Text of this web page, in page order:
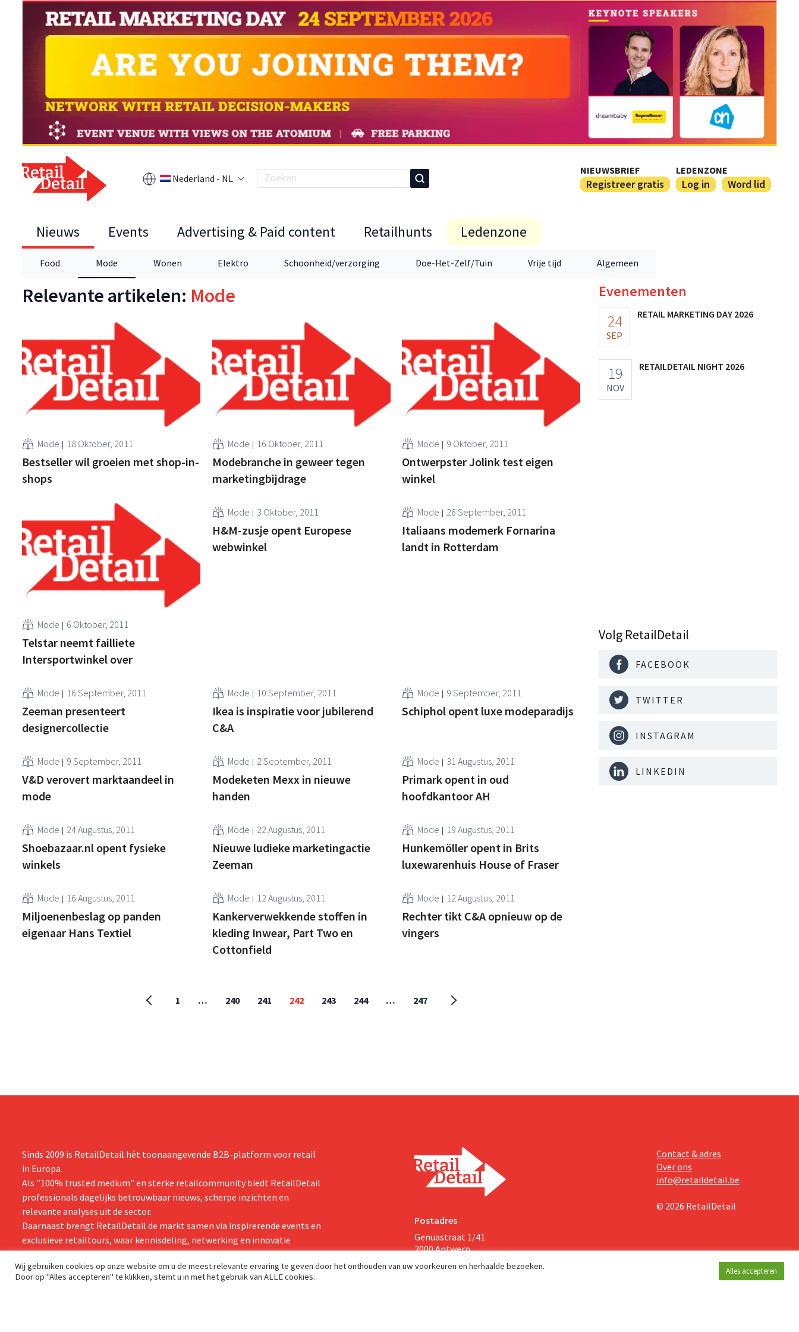
Nederland - NL
NIEUWSBRIEF
Registreer gratis
LEDENZONE
Log in Word lid
Nieuws
Food Mode Wonen Elektro Schoonheid/verzorging Doe-Het-Zelf/Tuin Vrije tijd Algemeen
Events Advertising & Paid content Retailhunts Ledenzone
Relevante artikelen: Mode
Mode 18 Oktober, 2011
Bestseller wil groeien met shop-in-
shops
Mode 16 Oktober, 2011
Modebranche in geweer tegen
marketingbijdrage
Mode 9 Oktober, 2011
Ontwerpster Jolink test eigen
winkel
Mode 6 Oktober, 2011
Telstar neemt failliete
Intersportwinkel over
Mode 3 Oktober, 2011
H&M-zusje opent Europese
webwinkel
Mode 26 September, 2011
Italiaans modemerk Fornarina
landt in Rotterdam
Mode 16 September, 2011
Zeeman presenteert
designercollectie
Mode 10 September, 2011
Ikea is inspiratie voor jubilerend
C&A
Mode 9 September, 2011
Schiphol opent luxe modeparadijs
Mode 9 September, 2011
V&D verovert marktaandeel in
mode
Mode 2 September, 2011
Modeketen Mexx in nieuwe
handen
Mode 31 Augustus, 2011
Primark opent in oud
hoofdkantoor AH
Mode 24 Augustus, 2011
Shoebazaar.nl opent fysieke
winkels
Mode 22 Augustus, 2011
Nieuwe ludieke marketingactie
Zeeman
Mode 19 Augustus, 2011
Hunkemöller opent in Brits
luxewarenhuis House of Fraser
Mode 16 Augustus, 2011
Miljoenenbeslag op panden
eigenaar Hans Textiel
Mode 12 Augustus, 2011
Kankerverwekkende stoffen in
kleding Inwear, Part Two en
Cottonfield
Mode 12 Augustus, 2011
Rechter tikt C&A opnieuw op de
vingers
1 … 240 241 242 243 244 … 247
Evenementen
24
SEP
RETAIL MARKETING DAY 2026
19
NOV
RETAILDETAIL NIGHT 2026
Volg RetailDetail
FACEBOOK
TWITTER
INSTAGRAM
LINKEDIN
Sinds 2009 is RetailDetail hét toonaangevende B2B-platform voor retail
in Europa.
Als "100% trusted medium" en sterke retailcommunity biedt RetailDetail
professionals dagelijks betrouwbaar nieuws, scherpe inzichten en
relevante analyses uit de sector.
Daarnaast brengt RetailDetail de markt samen via inspirerende events en
exclusieve retailtours, waar kennisdeling, netwerking en innovatie
centraal staan.
Postadres
Genuastraat 1/41
2000 Antwerp
Contact & adres
Over ons
info@retaildetail.be
© 2026 RetailDetail
Wij gebruiken cookies op onze website om u de meest relevante ervaring te geven door het onthouden van uw voorkeuren en herhaalde bezoeken.
Door op "Alles accepteren" te klikken, stemt u in met het gebruik van ALLE cookies.
Alles accepteren